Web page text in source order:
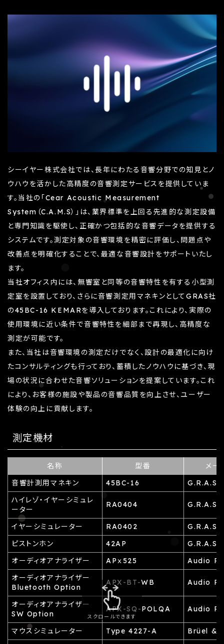
シーイヤー株式会社では、長年にわたる音響分野での知見とノ
ウハウを活かした高精度の音響測定サービスを提供していま
す。当社の「Cear Acoustic Measurement
System（C.A.M.S）」は、業界標準を上回る先進的な測定設備
と専門知識を駆使し、正確かつ包括的な音響データを提供する
システムです。測定対象の音響環境を精密に評価し、問題点や
改善点を明確化することで、最適な音響設計をサポートいたし
ます。
当社オフィス内には、無響室と同等の音響特性を有する小型測
定室を設置しており、さらに音響測定用マネキンとしてGRAS社
の45BC-16 KEMARを導入しております。これにより、実際の
使用環境に近い条件で音響特性を細部まで再現し、高精度な
測定が可能です。
また、当社は音響環境の測定だけでなく、設計の最適化に向け
たコンサルティングも行っており、蓄積したノウハウに基づき、現
場の状況に合わせた音響ソリューションを提案しています。これ
により、お客様の施設や製品の音響品質を向上させ、ユーザー
体験の向上に貢献します。
測定機材
名称 型番
メー
音響計測用マネキン
45BC-16
G.R.A.S
ハイレゾ・イヤーシミュレ
ーター
RA0404 G.R.A.S
イヤーシミュレーター RA0402
G.R.A.S
ピストンホン
42AP
G.R.A.S
オーディオアナライザー
APｘ525
Audio
オーディオアナライザー
Bluetooth Option
APX-BT-WB Audio
オーディオアナライザー
SW Option
APX-SQ-POLQA Audio
マウスシミュレーター Type 4227-A
Brüel &
スクロールできます